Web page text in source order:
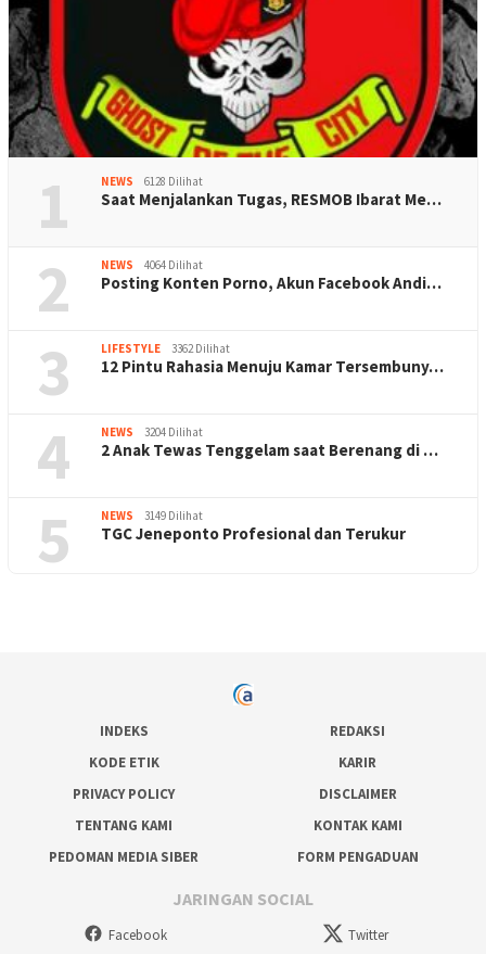
1 NEWS 6128 Dilihat
Saat Menjalankan Tugas, RESMOB Ibarat Me…
2 NEWS 4064 Dilihat
Posting Konten Porno, Akun Facebook Andi…
3 LIFESTYLE 3362 Dilihat
12 Pintu Rahasia Menuju Kamar Tersembuny…
4 NEWS 3204 Dilihat
2 Anak Tewas Tenggelam saat Berenang di …
5 NEWS 3149 Dilihat
TGC Jeneponto Profesional dan Terukur
INDEKS
REDAKSI
KODE ETIK
KARIR
PRIVACY POLICY
DISCLAIMER
TENTANG KAMI
KONTAK KAMI
PEDOMAN MEDIA SIBER
FORM PENGADUAN
JARINGAN SOCIAL
Facebook Twitter